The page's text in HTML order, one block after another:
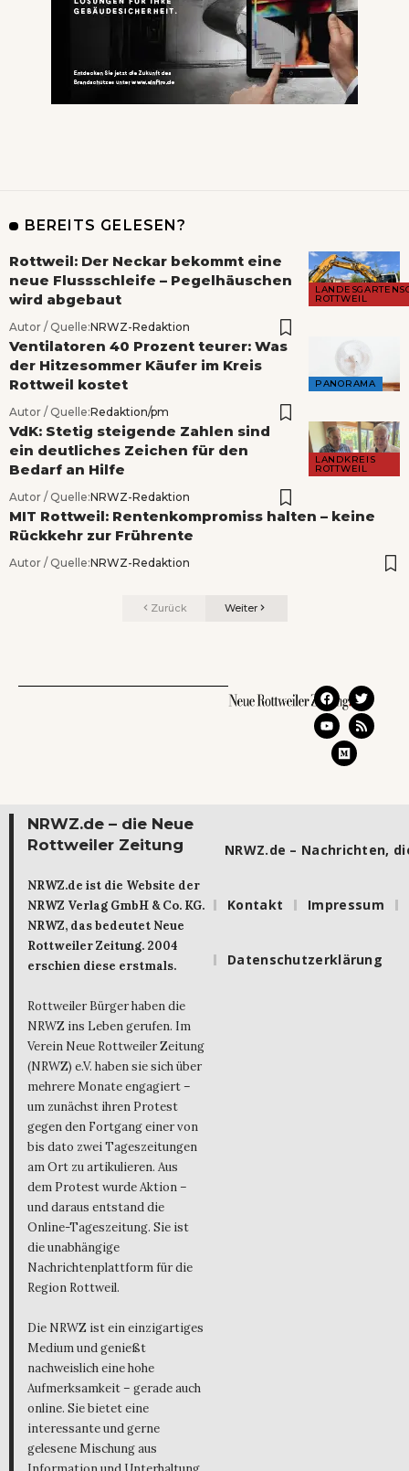
BEREITS GELESEN?
ROTTWEIL
Rottweil: Der Neckar bekommt eine
neue Flussschleife – Pegelhäuschen
wird abgebaut
Autor / Quelle:NRWZ-Redaktion
PANORAMA
Ventilatoren 40 Prozent teurer: Was
der Hitzesommer Käufer im Kreis
Rottweil kostet
Autor / Quelle:Redaktion/pm
LANDKREIS
ROTTWEIL
VdK: Stetig steigende Zahlen sind
ein deutliches Zeichen für den
Bedarf an Hilfe
Autor / Quelle:NRWZ-Redaktion
MIT Rottweil: Rentenkompromiss halten – keine
Rückkehr zur Frührente
Autor / Quelle:NRWZ-Redaktion
Zurück Weiter
NRWZ.de – die Neue
Rottweiler Zeitung
NRWZ.de ist die Website der
NRWZ Verlag GmbH & Co. KG.
NRWZ, das bedeutet Neue
Rottweiler Zeitung. 2004
erschien diese erstmals.
Rottweiler Bürger haben die
NRWZ ins Leben gerufen. Im
Verein Neue Rottweiler Zeitung
(NRWZ) e.V. haben sie sich über
mehrere Monate engagiert –
um zunächst ihren Protest
gegen den Fortgang einer von
bis dato zwei Tageszeitungen
am Ort zu artikulieren. Aus
dem Protest wurde Aktion –
und daraus entstand die
Online-Tageszeitung. Sie ist
die unabhängige
Nachrichtenplattform für die
Region Rottweil.
Die NRWZ ist ein einzigartiges
Medium und genießt
nachweislich eine hohe
Aufmerksamkeit – gerade auch
online. Sie bietet eine
interessante und gerne
gelesene Mischung aus
NRWZ.de – Nachrichten,
Kontakt Impressum
Datenschutzerklärung